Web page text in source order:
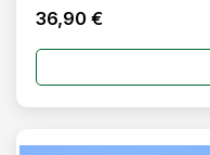
36,90 €